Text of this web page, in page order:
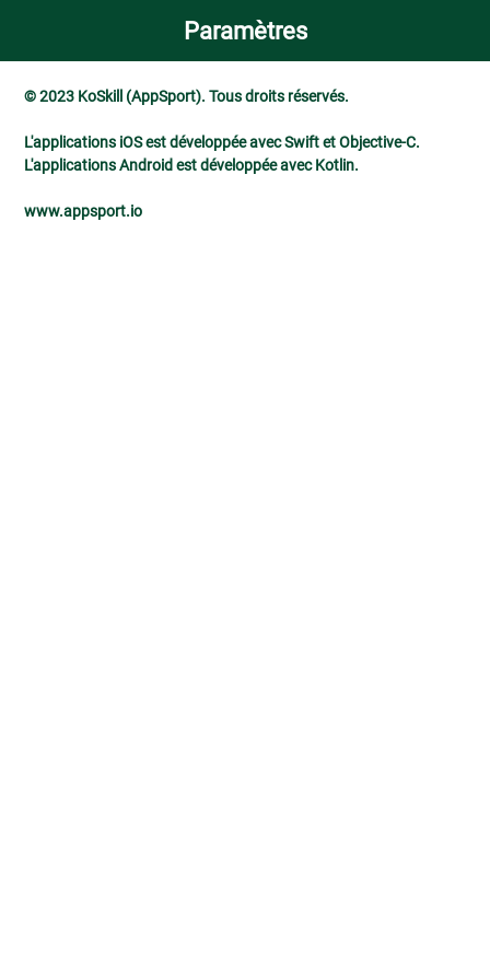
Paramètres
© 2023 KoSkill (AppSport). Tous droits réservés.
L'applications iOS est développée avec Swift et Objective-C.
L'applications Android est développée avec Kotlin.
www.appsport.io